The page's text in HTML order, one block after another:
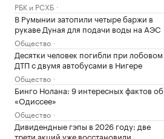
РБК и РСХБ
В Румынии затопили четыре баржи в
рукаве Дуная для подачи воды на АЭС
Общество
Десятки человек погибли при лобовом
ДТП с двумя автобусами в Нигере
Общество
Бинго Нолана: 9 интересных фактов об
«Одиссее»
Общество
Дивидендные гэпы в 2026 году: две
трети акций уже восстановили